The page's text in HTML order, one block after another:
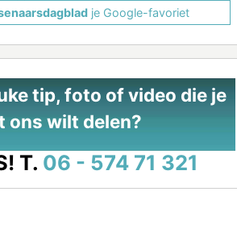
je Google-favoriet
tip, foto of video die je
ons wilt delen?
T. 06 - 574 71 321